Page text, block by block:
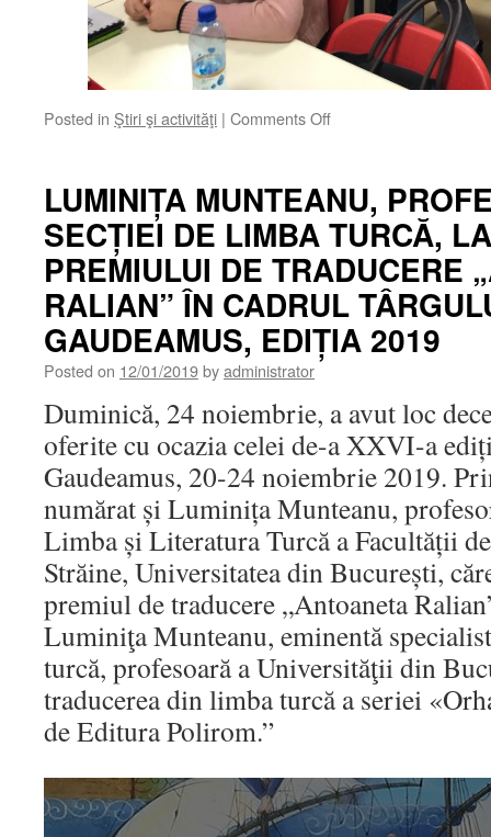
Posted in Ştiri şi activităţi | Comments Offon
İBRAHİM
BALKUL
DE
LA
UNIVERSITATEA
DIN
SAKARYA
(TURCIA),
ÎN
SECȚIA
TURCĂ,
ÎN
CADRUL
PROGRAMULUI
ERASMUS+
LUMINIȚA MUNTEANU,
SECȚIEI DE LIMBA TURCĂ,
PREMIULUI DE TRADUCERE
RALIAN” ÎN CADRUL
GAUDEAMUS, EDIȚIA 2019
Posted on 12/01/2019byadministrator
Duminică, 24 noiembrie, a avut loc
oferite cu ocazia celei de-a XXVI-a
Gaudeamus, 20-24 noiembrie 2019.
numărat și Luminița Munteanu,
Limba și Literatura Turcă a Facultății
Străine, Universitatea din București,
premiul de traducere „Antoaneta
Luminiţa Munteanu, eminentă
turcă, profesoară a Universităţii din
traducerea din limba turcă a seriei
de Editura Polirom.”